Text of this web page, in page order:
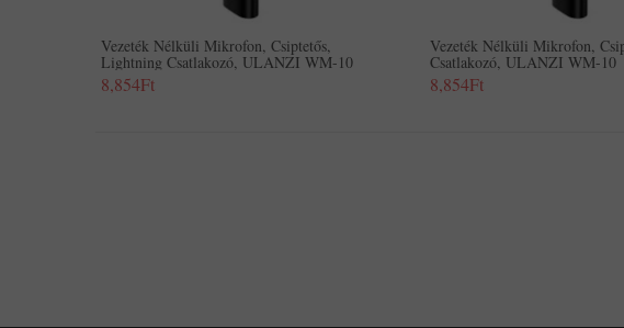
Vezeték Nélküli Mikrofon, Csiptetős,
Lightning Csatlakozó, ULANZI WM-10
8,854Ft
Vezeték Nélküli Mikrofon,
Csatlakozó, ULANZI WM-10
8,854Ft